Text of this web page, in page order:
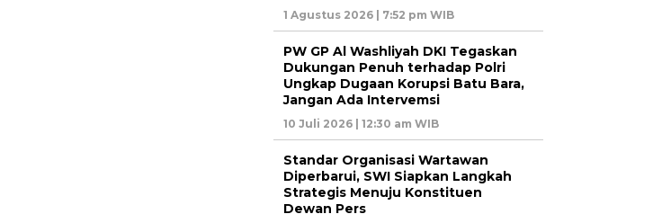
1 Agustus 2026 | 7:52 pm WIB
PW GP Al Washliyah DKI Tegaskan
Dukungan Penuh terhadap Polri
Ungkap Dugaan Korupsi Batu Bara,
Jangan Ada Intervemsi
10 Juli 2026 | 12:30 am WIB
Standar Organisasi Wartawan
Diperbarui, SWI Siapkan Langkah
Strategis Menuju Konstituen
Dewan Pers